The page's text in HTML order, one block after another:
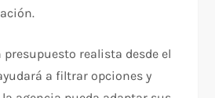
presupuesto realista desde el
a filtrar opciones y